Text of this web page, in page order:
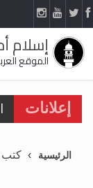
إسلام
الموقع
إعلانات
الرئيسية كتب